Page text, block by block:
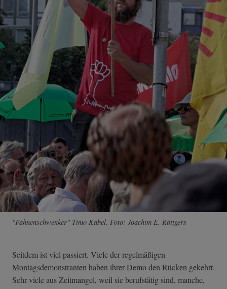
"Fahnenschwenker" Timo Kabel. Foto: Joachim E. Röttgers
Seitdem ist viel passiert. Viele der regelmäßigen
Montagsdemonstranten haben ihrer Demo den Rücken gekehrt.
Sehr viele aus Zeitmangel, weil sie berufstätig sind, manche,